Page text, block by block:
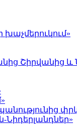
Շիրվանից
Նիդերլանդներ»